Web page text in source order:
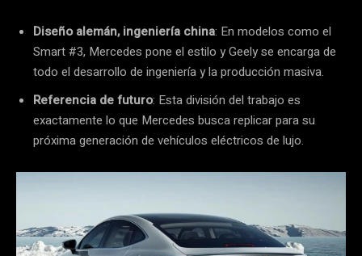
Diseño alemán, ingeniería china: En modelos como el
Smart #3, Mercedes pone el estilo y Geely se encarga de
todo el desarrollo de ingeniería y la producción masiva.
Referencia de futuro: Esta división del trabajo es
exactamente lo que Mercedes busca replicar para su
próxima generación de vehículos eléctricos de lujo.